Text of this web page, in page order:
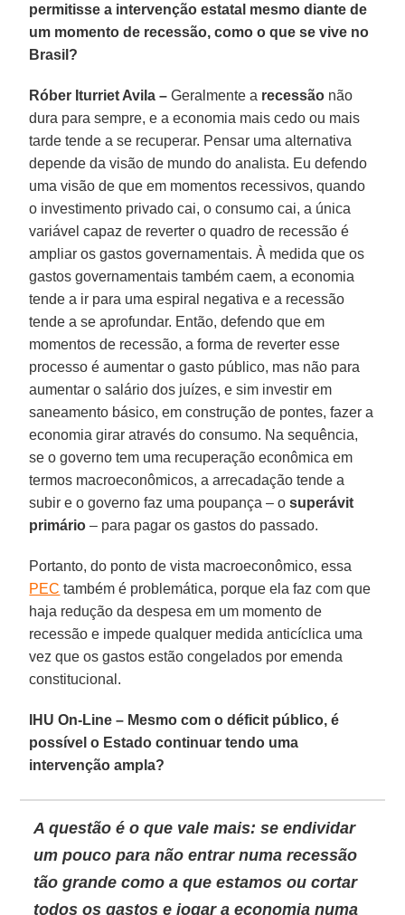
permitisse a intervenção estatal mesmo diante de
um momento de recessão, como o que se vive no
Brasil?
Róber Iturriet Avila – Geralmente a recessão não
dura para sempre, e a economia mais cedo ou mais
tarde tende a se recuperar. Pensar uma alternativa
depende da visão de mundo do analista. Eu defendo
uma visão de que em momentos recessivos, quando
o investimento privado cai, o consumo cai, a única
variável capaz de reverter o quadro de recessão é
ampliar os gastos governamentais. À medida que os
gastos governamentais também caem, a economia
tende a ir para uma espiral negativa e a recessão
tende a se aprofundar. Então, defendo que em
momentos de recessão, a forma de reverter esse
processo é aumentar o gasto público, mas não para
aumentar o salário dos juízes, e sim investir em
saneamento básico, em construção de pontes, fazer a
economia girar através do consumo. Na sequência,
se o governo tem uma recuperação econômica em
termos macroeconômicos, a arrecadação tende a
subir e o governo faz uma poupança – osuperávit
primário – para pagar os gastos do passado.
Portanto, do ponto de vista macroeconômico, essa
PEC também é problemática, porque ela faz com que
haja redução da despesa em um momento de
recessão e impede qualquer medida anticíclica uma
vez que os gastos estão congelados por emenda
constitucional.
IHU On-Line – Mesmo com o déficit público, é
possível o Estado continuar tendo uma
intervenção ampla?
A questão é o que vale mais: se endividar
um pouco para não entrar numa recessão
tão grande como a que estamos ou cortar
todos os gastos e jogar a economia numa